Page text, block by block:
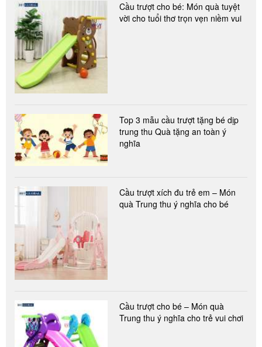
Cầu trượt cho bé: Món quà tuyệt
vời cho tuổi thơ trọn vẹn niềm vui
Top 3 mẫu cầu trượt tặng bé dịp
trung thu Quà tặng an toàn ý
nghĩa
Cầu trượt xích đu trẻ em – Món
quà Trung thu ý nghĩa cho bé
Cầu trượt cho bé – Món quà
Trung thu ý nghĩa cho trẻ vui chơi